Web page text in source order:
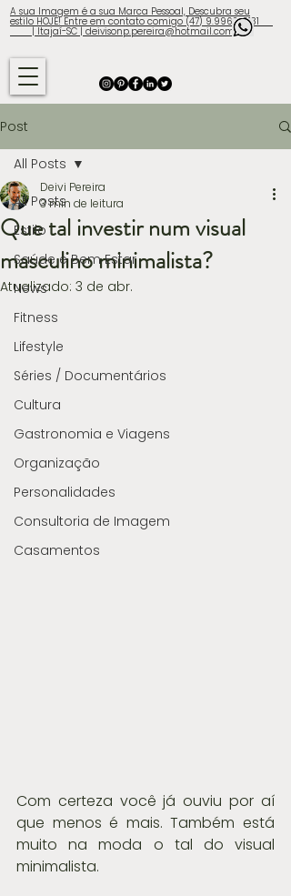
A sua Imagem é a sua Marca Pessoal, Descubra seu
estilo HOJE! Entre em contato comigo (47) 9.9960-3131
| Itajaí-SC | deivisonp.pereira@hotmail.com
Post
All Posts
Estilo
Saúde e Bem Estar
News
Fitness
Lifestyle
Séries / Documentários
Cultura
Gastronomia e Viagens
Organização
Personalidades
Consultoria de Imagem
Casamentos
All Posts
Que tal investir num visual
masculino minimalista?
Deivi Pereira
3 min de leitura
Atualizado: 3 de abr.
Com certeza você já ouviu por aí
que menos é mais. Também está
muito na moda o tal do visual
minimalista.